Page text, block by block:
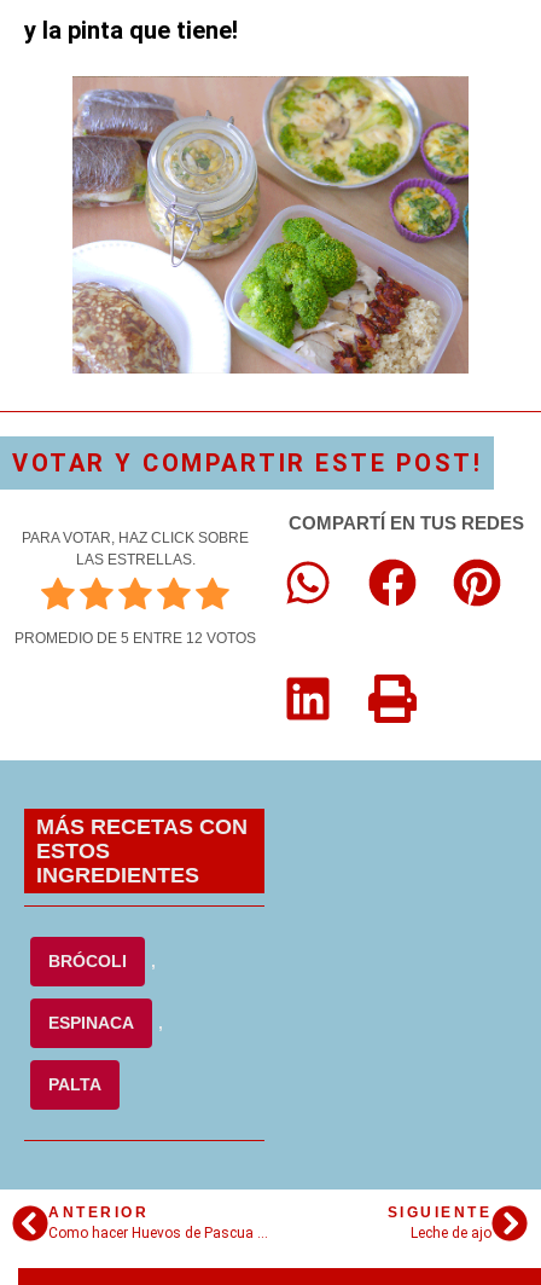
y la pinta que tiene!
VOTAR Y COMPARTIR ESTE POST!
PARA VOTAR, HAZ CLICK SOBRE
LAS ESTRELLAS.
PROMEDIO DE 5 ENTRE 12 VOTOS
COMPARTÍ EN TUS REDES
MÁS RECETAS CON
ESTOS
INGREDIENTES
BRÓCOLI ,
ESPINACA ,
PALTA
ANTERIOR
Como hacer Huevos de Pascua caseros: Todos los trucos para hacerlos en casa
SIGUIENTE
Leche de ajo